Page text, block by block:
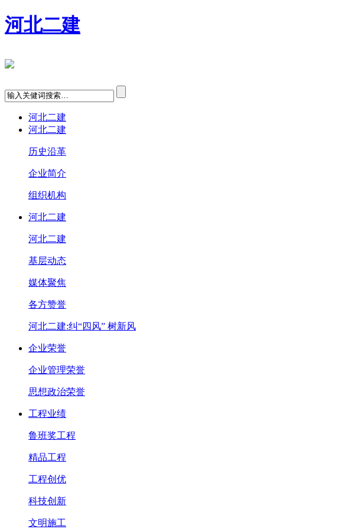
河北二建
河北二建
河北二建
历史沿革
企业简介
组织机构
河北二建
河北二建
基层动态
媒体聚焦
各方赞誉
河北二建:纠“四风” 树新风
企业荣誉
企业管理荣誉
思想政治荣誉
工程业绩
鲁班奖工程
精品工程
工程创优
科技创新
文明施工